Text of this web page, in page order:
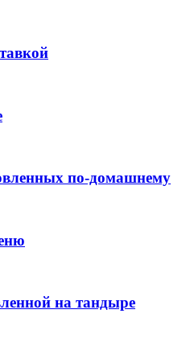
по-домашнему
на тандыре